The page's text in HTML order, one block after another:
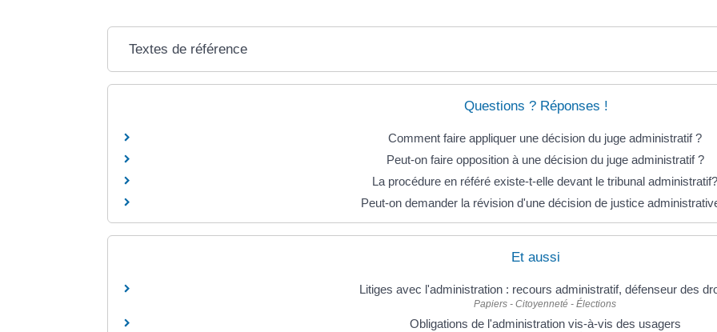
Textes de référence
Questions ? Réponses !
Comment faire appliquer une décision du juge administratif ?
Peut-on faire opposition à une décision du juge administratif ?
La procédure en référé existe-t-elle devant le tribunal administratif?
Peut-on demander la révision d'une décision de justice
Et aussi
Litiges avec l'administration : recours administratif, défenseur des
Papiers - Citoyenneté - Élections
Obligations de l'administration vis-à-vis des usagers